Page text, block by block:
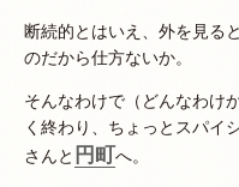
断続的とはいえ、外を見る
のだから仕方ないか。
そんなわけで（どんなわけ
く終わり、ちょっとスパイ
さんと 円町へ。